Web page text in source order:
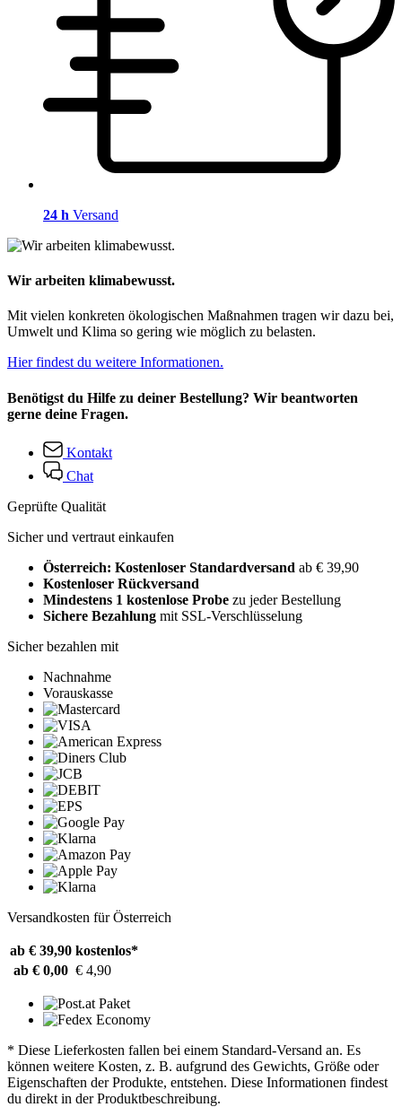
24 h Versand
Wir arbeiten klimabewusst.
Mit vielen konkreten ökologischen Maßnahmen tragen wir dazu bei,
Umwelt und Klima so gering wie möglich zu belasten.
Hier findest du weitere Informationen.
Benötigst du Hilfe zu deiner Bestellung? Wir beantworten
gerne deine Fragen.
Kontakt
Chat
Geprüfte Qualität
Sicher und vertraut einkaufen
Österreich: Kostenloser Standardversand ab € 39,90
Kostenloser Rückversand
Mindestens 1 kostenlose Probe zu jeder Bestellung
Sichere Bezahlung mit SSL-Verschlüsselung
Sicher bezahlen mit
Nachnahme
Vorauskasse
Versandkosten für Österreich
ab € 39,90 kostenlos*
ab € 0,00 € 4,90
* Diese Lieferkosten fallen bei einem Standard-Versand an. Es
können weitere Kosten, z. B. aufgrund des Gewichts, Größe oder
Eigenschaften der Produkte, entstehen. Diese Informationen findest
du direkt in der Produktbeschreibung.